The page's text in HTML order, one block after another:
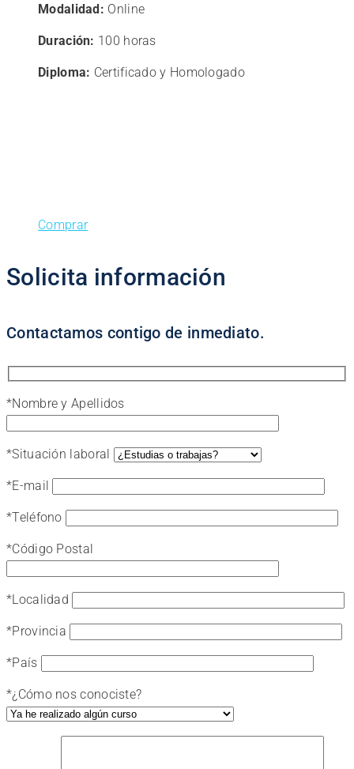
original
era:
actual
Modalidad: Online
Duración: 100 horas
Diploma: Certificado y Homologado
Comprar
Solicita información
Contactamos contigo de inmediato.
*Nombre y Apellidos
*Situación laboral
*E-mail
*Teléfono
*Código Postal
*Localidad
*Provincia
*País
*¿Cómo nos conociste?